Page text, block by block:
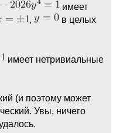
имеет
,
в целых
имеет нетривиальные
(и поэтому может
Увы, ничего